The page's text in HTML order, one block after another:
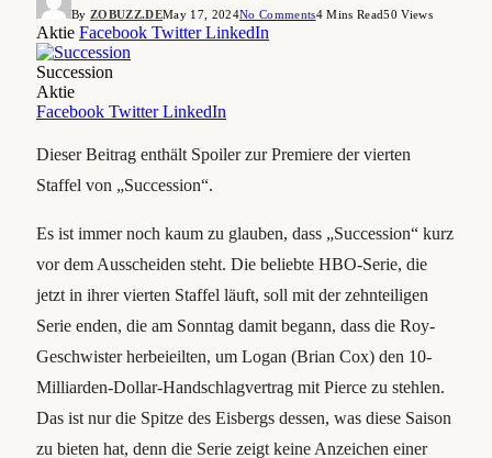
By ZOBUZZ.DEMay 17, 2024No Comments4 Mins Read50Views
Aktie Facebook Twitter LinkedIn
Succession
Aktie
Facebook Twitter LinkedIn
Dieser Beitrag enthält Spoiler zur Premiere der vierten
Staffel von „Succession“.
Es ist immer noch kaum zu glauben, dass „Succession“ kurz
vor dem Ausscheiden steht. Die beliebte HBO-Serie, die
jetzt in ihrer vierten Staffel läuft, soll mit der zehnteiligen
Serie enden, die am Sonntag damit begann, dass die Roy-
Geschwister herbeieilten, um Logan (Brian Cox) den 10-
Milliarden-Dollar-Handschlagvertrag mit Pierce zu stehlen.
Das ist nur die Spitze des Eisbergs dessen, was diese Saison
zu bieten hat, denn die Serie zeigt keine Anzeichen einer